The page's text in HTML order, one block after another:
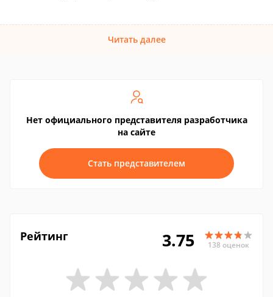
Читать далее
Нет официального представителя разработчика
на сайте
Стать представителем
Рейтинг 3.75 138 оценок